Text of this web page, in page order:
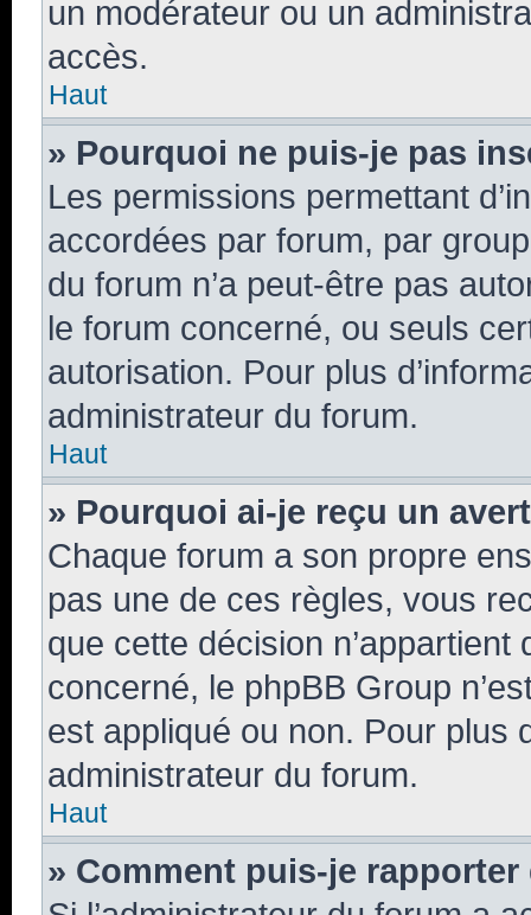
un modérateur ou un
accès.
Haut
» Pourquoi ne puis-je pas
Les permissions permettant
accordées par forum, par
du forum n’a peut-être pas
le forum concerné, ou seuls
autorisation. Pour plus
administrateur du forum.
Haut
» Pourquoi ai-je reçu un
Chaque forum a son propre
pas une de ces règles, vous
que cette décision n’appartient
concerné, le phpBB Group
est appliqué ou non. Pour plus
administrateur du forum.
Haut
» Comment puis-je